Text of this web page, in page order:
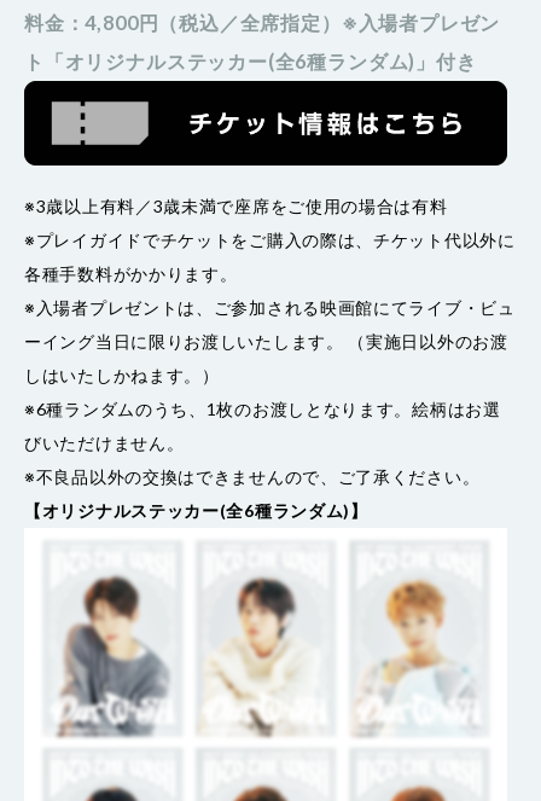
料金：4,800円（税込／全席指定）※入場者プレゼン
ト「オリジナルステッカー(全6種ランダム)」付き
※3歳以上有料／3歳未満で座席をご使用の場合は有料
※プレイガイドでチケットをご購入の際は、チケット代以外に
各種手数料がかかります。
※入場者プレゼントは、ご参加される映画館にてライブ・ビュ
ーイング当日に限りお渡しいたします。 （実施日以外のお渡
しはいたしかねます。）
※6種ランダムのうち、1枚のお渡しとなります。絵柄はお選
びいただけません。
※不良品以外の交換はできませんので、ご了承ください。
【オリジナルステッカー(全6種ランダム)】